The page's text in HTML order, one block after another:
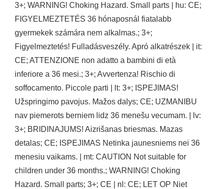
3+; WARNING! Choking Hazard. Small parts | hu: CE;
FIGYELMEZTETÉS 36 hónaposnál fiatalabb
gyermekek számára nem alkalmas.; 3+;
Figyelmeztetés! Fulladásveszély. Apró alkatrészek | it:
CE; ATTENZIONE non adatto a bambini di età
inferiore a 36 mesi.; 3+; Avvertenza! Rischio di
soffocamento. Piccole parti | lt: 3+; ISPEJIMAS!
Užspringimo pavojus. Mažos dalys; CE; UZMANIBU
nav piemerots berniem lidz 36 menešu vecumam. | lv:
3+; BRIDINAJUMS! Aizrišanas briesmas. Mazas
detalas; CE; ISPEJIMAS Netinka jaunesniems nei 36
menesiu vaikams. | mt: CAUTION Not suitable for
children under 36 months.; WARNING! Choking
Hazard. Small parts; 3+; CE | nl: CE; LET OP Niet